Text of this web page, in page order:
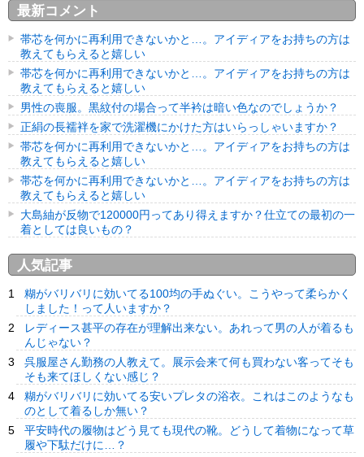
最新コメント
帯芯を何かに再利用できないかと…。アイディアをお持ちの方は
教えてもらえると嬉しい
帯芯を何かに再利用できないかと…。アイディアをお持ちの方は
教えてもらえると嬉しい
男性の喪服。黒紋付の場合って半衿は暗い色なのでしょうか？
正絹の長襦袢を家で洗濯機にかけた方はいらっしゃいますか？
帯芯を何かに再利用できないかと…。アイディアをお持ちの方は
教えてもらえると嬉しい
帯芯を何かに再利用できないかと…。アイディアをお持ちの方は
教えてもらえると嬉しい
大島紬が反物で120000円ってあり得えますか？仕立ての最初の一
着としては良いもの？
人気記事
糊がバリバリに効いてる100均の手ぬぐい。こうやって柔らかく
しました！って人いますか？
レディース甚平の存在が理解出来ない。あれって男の人が着るも
んじゃない？
呉服屋さん勤務の人教えて。展示会来て何も買わない客ってそも
そも来てほしくない感じ？
糊がバリバリに効いてる安いプレタの浴衣。これはこのようなも
のとして着るしか無い？
平安時代の履物はどう見ても現代の靴。どうして着物になって草
履や下駄だけに…？